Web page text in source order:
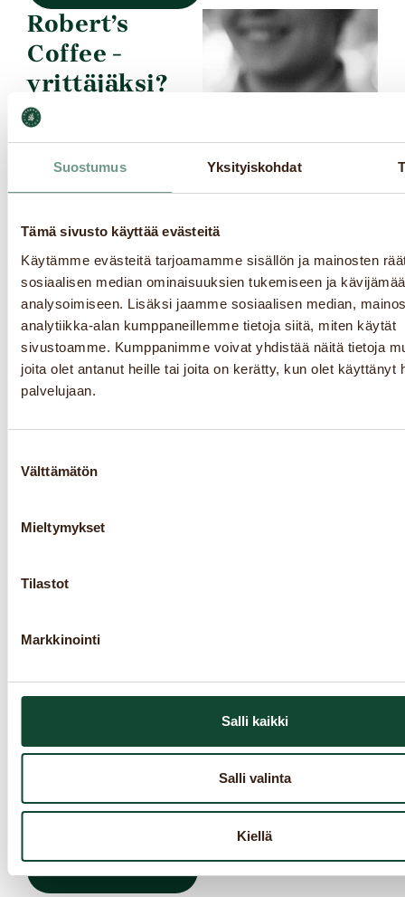
Suostumus Yksityiskohdat
Tämä sivusto käyttää evästeitä
Käytämme evästeitä tarjoamamme sisällön ja mainosten
sosiaalisen median ominaisuuksien tukemiseen ja
analysoimiseen. Lisäksi jaamme sosiaalisen median,
analytiikka-alan kumppaneillemme tietoja siitä, miten käytät
sivustoamme. Kumppanimme voivat yhdistää näitä tietoja
joita olet antanut heille tai joita on kerätty, kun olet käyttänyt
palvelujaan.
valinta
Välttämätön
Mieltymykset
Tilastot
Markkinointi
Salli kaikki
Salli valinta
Kiellä
Robert’s
Coffee -
yrittäjäksi?
Uneksitko omasta
Robert’s Coffee
tarjoaa vahvan
brändin ja aitoa
suomalaista
kahviperinnettä,
jonka edistäjänä ja
tuulahduksissa! Uutiskirjeemme tuo
suoraan sähköpostiisi ajankohtaiset